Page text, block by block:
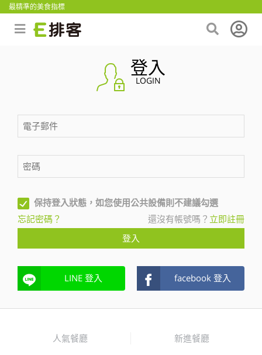
最精準的美食指標
登入
LOGIN
保持登入狀態，如您使用公共設備則不建議勾選
忘記密碼？
還沒有帳號嗎？ 立即註冊
登入
LINE 登入 facebook 登入
人氣餐廳 新進餐廳